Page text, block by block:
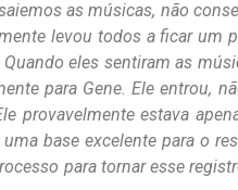
as músicas, não
levou todos a ficar um
eles sentiram as
para Gene. Ele entrou,
estava
base excelente para o
para tornar esse